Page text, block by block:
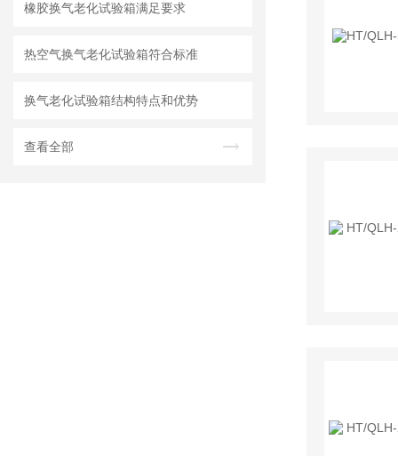
橡胶换气老化试验箱满足要求
热空气换气老化试验箱符合标准
换气老化试验箱结构特点和优势
查看全部